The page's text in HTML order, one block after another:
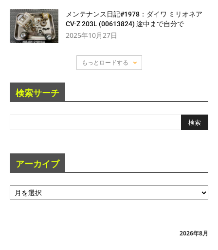
メンテナンス日記#1978：ダイワ ミリオネア
CV-Z 203L (00613824) 途中まで自分で
2025年10月27日
もっとロードする
検索サーチ
アーカイブ
ア
ー
2026年8月